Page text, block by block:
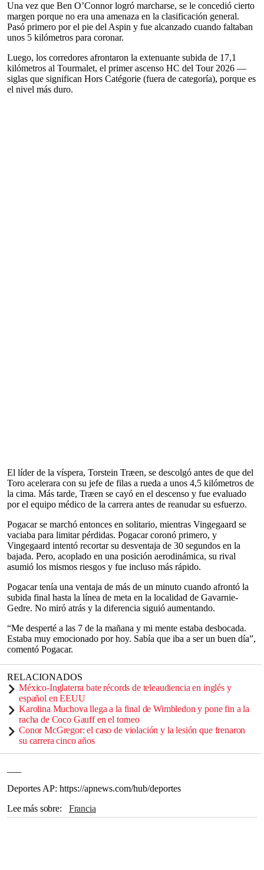
Una vez que Ben O’Connor logró marcharse, se le concedió cierto
margen porque no era una amenaza en la clasificación general.
Pasó primero por el pie del Aspin y fue alcanzado cuando faltaban
unos 5 kilómetros para coronar.
Luego, los corredores afrontaron la extenuante subida de 17,1
kilómetros al Tourmalet, el primer ascenso HC del Tour 2026 —
siglas que significan Hors Catégorie (fuera de categoría), porque es
el nivel más duro.
El líder de la víspera, Torstein Træen, se descolgó antes de que del
Toro acelerara con su jefe de filas a rueda a unos 4,5 kilómetros de
la cima. Más tarde, Træen se cayó en el descenso y fue evaluado
por el equipo médico de la carrera antes de reanudar su esfuerzo.
Pogacar se marchó entonces en solitario, mientras Vingegaard se
vaciaba para limitar pérdidas. Pogacar coronó primero, y
Vingegaard intentó recortar su desventaja de 30 segundos en la
bajada. Pero, acoplado en una posición aerodinámica, su rival
asumió los mismos riesgos y fue incluso más rápido.
Pogacar tenía una ventaja de más de un minuto cuando afrontó la
subida final hasta la línea de meta en la localidad de Gavarnie-
Gedre. No miró atrás y la diferencia siguió aumentando.
“Me desperté a las 7 de la mañana y mi mente estaba desbocada.
Estaba muy emocionado por hoy. Sabía que iba a ser un buen día”,
comentó Pogacar.
RELACIONADOS
México-Inglaterra bate récords de teleaudiencia en inglés y
español en EEUU
Karolina Muchova llega a la final de Wimbledon y pone fin a la
racha de Coco Gauff en el torneo
Conor McGregor: el caso de violación y la lesión que frenaron
su carrera cinco años
Deportes AP: https://apnews.com/hub/deportes
Lee más sobre
Francia